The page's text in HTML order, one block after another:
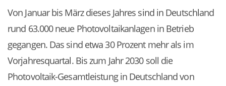
Von Januar bis März dieses Jahres sind in Deutschland
rund 63.000 neue Photovoltaikanlagen in Betrieb
gegangen. Das sind etwa 30 Prozent mehr als im
Vorjahresquartal. Bis zum Jahr 2030 soll die
Photovoltaik-Gesamtleistung in Deutschland von